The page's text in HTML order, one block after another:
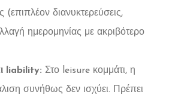
(επιπλέον διανυκτερεύσεις,
ημερομηνίας με ακριβότερο
liability: Στο leisure κομμάτι, η
συνήθως δεν ισχύει. Πρέπει